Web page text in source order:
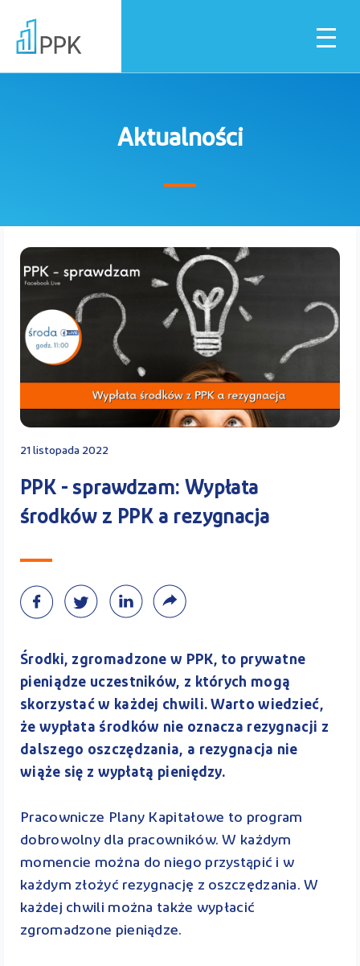
Aktualności
21 listopada 2022
PPK - sprawdzam: Wypłata
środków z PPK a rezygnacja
Środki, zgromadzone w PPK, to prywatne
pieniądze uczestników, z których mogą
skorzystać w każdej chwili. Warto wiedzieć,
że wypłata środków nie oznacza rezygnacji z
dalszego oszczędzania, a rezygnacja nie
wiąże się z wypłatą pieniędzy.
Pracownicze Plany Kapitałowe to program
dobrowolny dla pracowników. W każdym
momencie można do niego przystąpić i w
każdym złożyć rezygnację z oszczędzania. W
każdej chwili można także wypłacić
zgromadzone pieniądze.